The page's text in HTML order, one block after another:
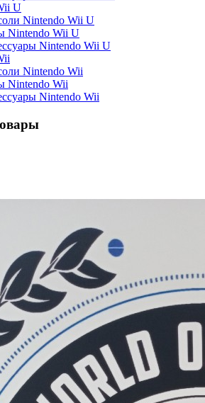
U
Nintendo Wii U
Nintendo Wii U
Nintendo Wii U
Nintendo Wii
Nintendo Wii
Nintendo Wii